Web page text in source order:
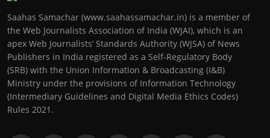
Saahas Samachar (www.saahassamachar.in) is a member of
the Web Journalists Association of India (WJAI), which is an
apex Web Journalists’ Standards Authority (WJSA) of News
Publishers in India registered as a Self-Regulatory Body
(SRB) with the Union Information & Broadcasting (I&B)
Ministry under the provisions of Information Technology
(Intermediary Guidelines and Digital Media Ethics Codes)
Rules 2021.